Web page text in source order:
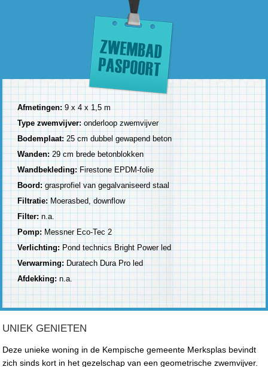
Afmetingen:9 x 4 x 1,5 m
Type zwemvijver:onderloop zwemvijver
Bodemplaat:25 cm dubbel gewapend beton
Wanden:29 cm brede betonblokken
Wandbekleding:Firestone EPDM-folie
Boord:grasprofiel van gegalvaniseerd staal
Filtratie: Moerasbed, downflow
Filter:n.a.
Pomp: Messner Eco-Tec 2
Verlichting: Pond technics Bright Power led
Verwarming:Duratech Dura Pro led
Afdekking:n.a.
UNIEK GENIETEN
Deze unieke woning in de Kempische gemeente Merksplas bevindt
zich sinds kort in het gezelschap van een geometrische zwemvijver.